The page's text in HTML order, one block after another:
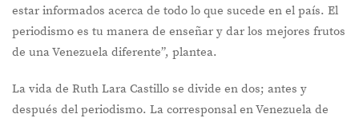
estar informados acerca de todo lo que sucede en el país. El
periodismo es tu manera de enseñar y dar los mejores frutos
de una Venezuela diferente”, plantea.
La vida de Ruth Lara Castillo se divide en dos; antes y
después del periodismo. La corresponsal en Venezuela de